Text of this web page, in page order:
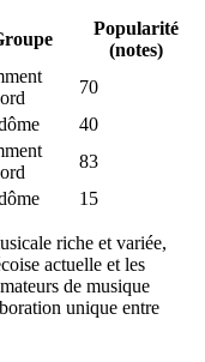
Popularité
(notes)
70
40
83
15
riche et variée,
actuelle et les
de musique
unique entre